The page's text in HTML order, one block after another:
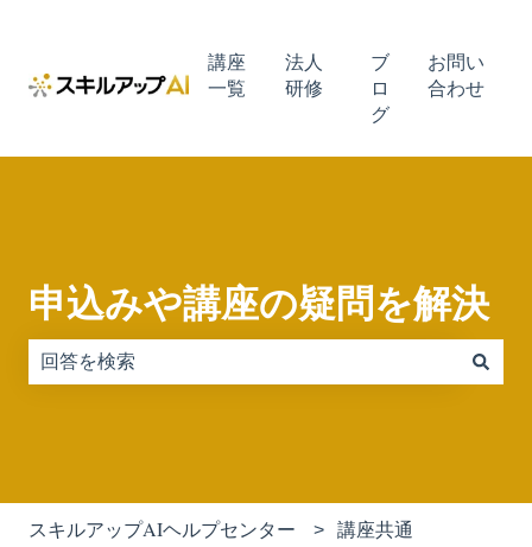
講座
一覧
法人
研修
ブ
ロ
グ
お問い
合わせ
申込みや講座の疑問を解決
スキルアップAIヘルプセンター 講座共通